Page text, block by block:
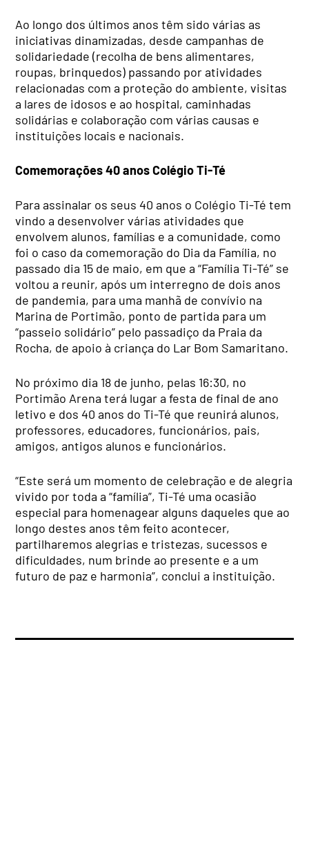
Ao longo dos últimos anos têm sido várias as
iniciativas dinamizadas, desde campanhas de
solidariedade (recolha de bens alimentares,
roupas, brinquedos) passando por atividades
relacionadas com a proteção do ambiente, visitas
a lares de idosos e ao hospital, caminhadas
solidárias e colaboração com várias causas e
instituições locais e nacionais.
Comemorações 40 anos Colégio Ti-Té
Para assinalar os seus 40 anos o Colégio Ti-Té tem
vindo a desenvolver várias atividades que
envolvem alunos, famílias e a comunidade, como
foi o caso da comemoração do Dia da Família, no
passado dia 15 de maio, em que a “Família Ti-Té” se
voltou a reunir, após um interregno de dois anos
de pandemia, para uma manhã de convívio na
Marina de Portimão, ponto de partida para um
“passeio solidário” pelo passadiço da Praia da
Rocha, de apoio à criança do Lar Bom Samaritano.
No próximo dia 18 de junho, pelas 16:30, no
Portimão Arena terá lugar a festa de final de ano
letivo e dos 40 anos do Ti-Té que reunirá alunos,
professores, educadores, funcionários, pais,
amigos, antigos alunos e funcionários.
“Este será um momento de celebração e de alegria
vivido por toda a “família”, Ti-Té uma ocasião
especial para homenagear alguns daqueles que ao
longo destes anos têm feito acontecer,
partilharemos alegrias e tristezas, sucessos e
dificuldades, num brinde ao presente e a um
futuro de paz e harmonia”, conclui a instituição.